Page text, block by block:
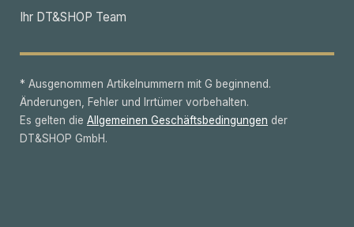
Ihr DT&SHOP Team
* Ausgenommen Artikelnummern mit G beginnend.
Änderungen, Fehler und Irrtümer vorbehalten.
Es gelten die Allgemeinen Geschäftsbedingungen der
DT&SHOP GmbH.